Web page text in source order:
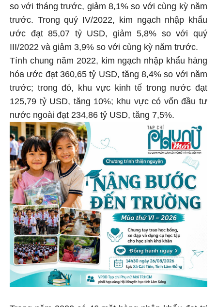
so với tháng trước, giảm 8,1% so với cùng kỳ năm
trước. Trong quý IV/2022, kim ngạch nhập khẩu
ước đạt 85,07 tỷ USD, giảm 5,8% so với quý
III/2022 và giảm 3,9% so với cùng kỳ năm trước.
Tính chung năm 2022, kim ngạch nhập khẩu hàng
hóa ước đạt 360,65 tỷ USD, tăng 8,4% so với năm
trước; trong đó, khu vực kinh tế trong nước đạt
125,79 tỷ USD, tăng 10%; khu vực có vốn đầu tư
nước ngoài đạt 234,86 tỷ USD, tăng 7,5%.